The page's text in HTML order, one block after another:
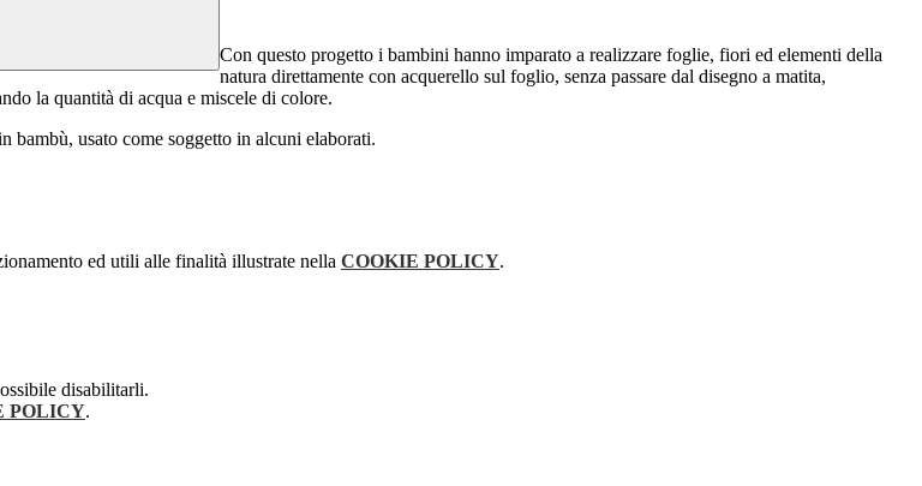
Con questo progetto i bambini hanno imparato a realizzare foglie, fiori ed elementi della
natura direttamente con acquerello sul foglio, senza passare dal disegno a matita,
la quantità di acqua e miscele di colore.
usato come soggetto in alcuni elaborati.
ed utili alle finalità illustrate nella COOKIE POLICY.
disabilitarli.
POLICY.